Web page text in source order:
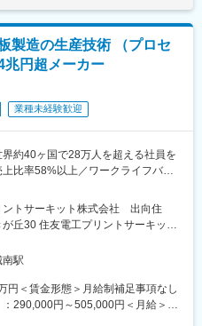
電性微粒子「ミクロパール」など
品を保有しており、高付加価値品
います。
ンパニーでは、重点戦略の一つと
業拡大を推進しています。
導体、AIサーバーなどに用いられ
ーティング剤といった樹脂材料の
市場の高度化・高機能化ニーズに
いたします。
、半導体、電子部品、EV、自動運
製造の生産技術 （プロセ
円超メーカー
業種未経験歓迎
界約40ヶ国で28万人を超える社員を
比率58%以上／ワークライフバラ
板FPCに関して、量産までのプロ
ます。
入／製造条件確立
ントサーキット株式会社 出向住
丘30 住友電工プリントサーキット
受動喫煙対策：屋内全面禁煙
駅
円＜賃金形態＞月給制補足事項なし
290,000円～505,000円＜月給＞